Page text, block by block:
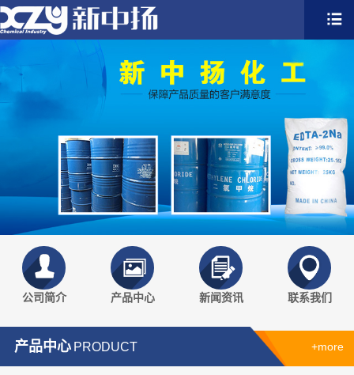
公司简介 产品中心 新闻资讯 联系我们
产品中心 PRODUCT +more